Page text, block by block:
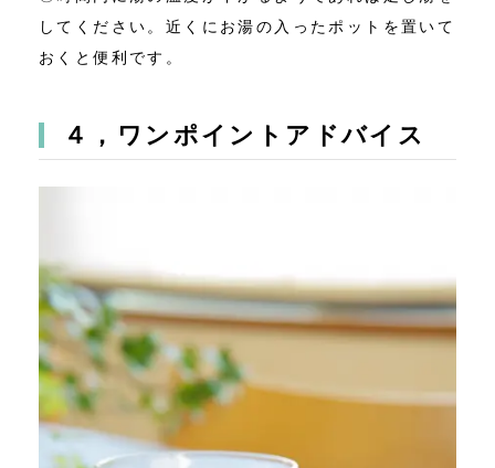
してください。近くにお湯の入ったポットを置いて
おくと便利です。
４，ワンポイントアドバイス